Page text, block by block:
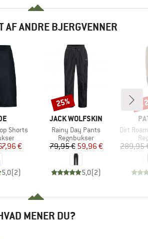
AF ANDRE BJERGVENNER
Shorts
pris
€
5,0(2)
MÆRKE
JACK WOLFSKIN
Artikel
Rainy Day Pants
Produktgruppe
Regnbukser
Pris
79,95 €Nedsat pris
59,96 €
5,0(2)
Rabat
25%
Artikel
Dirt
289,95
MENER DU?